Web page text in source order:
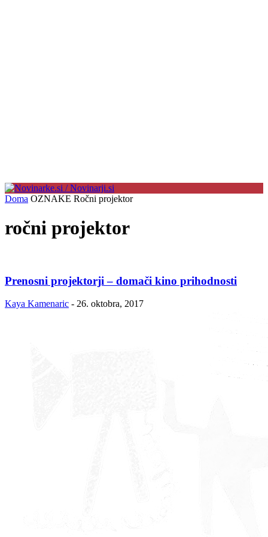
Doma OZNAKE Ročni projektor
ročni projektor
Prenosni projektorji – domači kino prihodnosti
Kaya Kamenaric - 26. oktobra, 2017